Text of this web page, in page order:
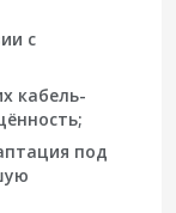
с
кабель-
под